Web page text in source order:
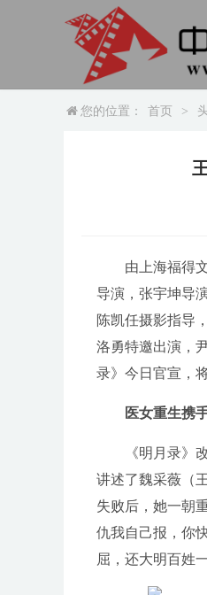
您的位置： 首页 >
由上海福得
导演，张宇坤导
陈凯任摄影指导
洛勇特邀出演，
录》今日官宣，
医女重生携
《明月录》
讲述了魏采薇（
失败后，她一朝
仇我自己报，你
屈，还大明百姓